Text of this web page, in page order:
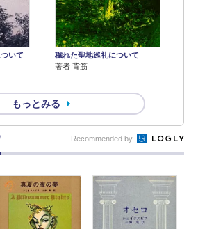
いて
穢れた聖地巡礼について
著者 背筋
もっとみる
Recommended by